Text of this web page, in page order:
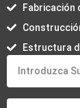
Fabricación
Estructura